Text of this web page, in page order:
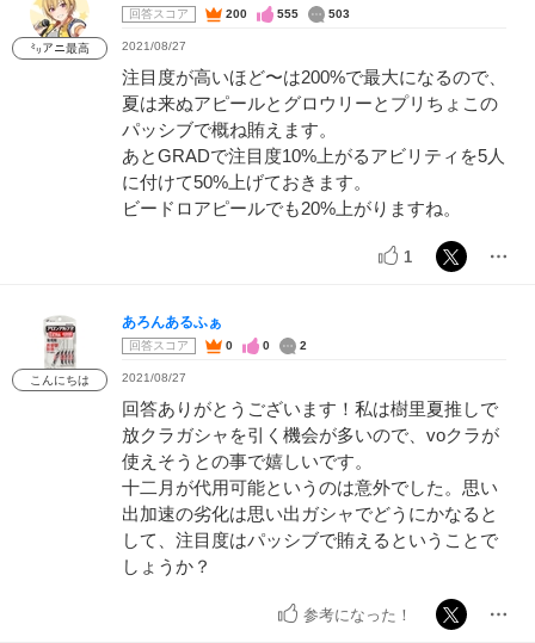
㍉アニ最高
回答スコア 200 555 503
2021/08/27
注目度が高いほど〜は200%で最大になるので、
夏は来ぬアピールとグロウリーとプリちょこの
パッシブで概ね賄えます。
あとGRADで注目度10%上がるアビリティを5人
に付けて50%上げておきます。
ビードロアピールでも20%上がりますね。
1
こんにちは
あろんあるふぁ
回答スコア 0 0 2
2021/08/27
回答ありがとうございます！私は樹里夏推しで
放クラガシャを引く機会が多いので、voクラが
使えそうとの事で嬉しいです。
十二月が代用可能というのは意外でした。思い
出加速の劣化は思い出ガシャでどうにかなると
して、注目度はパッシブで賄えるということで
しょうか？
参考になった！